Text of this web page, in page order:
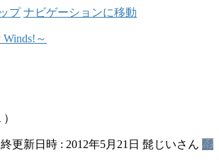
プ ナビゲーションに移動
～
更新日時 : 2012年5月21日 髭じいさん 髭